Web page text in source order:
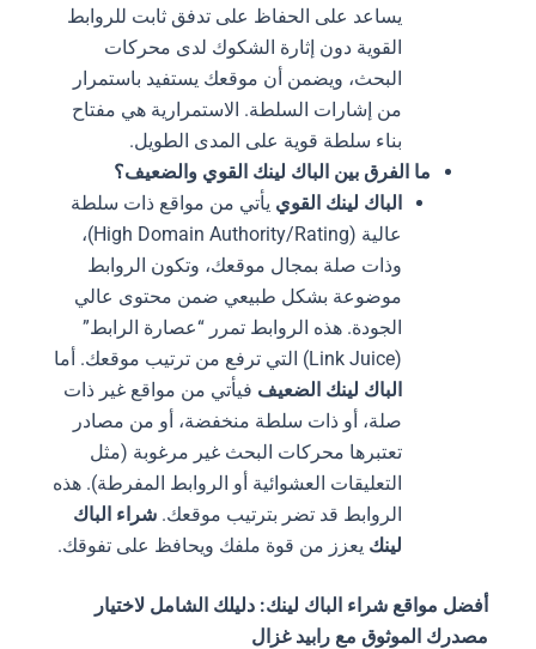
يساعد على الحفاظ على تدفق ثابت للروابط
القوية دون إثارة الشكوك لدى محركات
البحث، ويضمن أن موقعك يستفيد باستمرار
من إشارات السلطة. الاستمرارية هي مفتاح
بناء سلطة قوية على المدى الطويل.
ما الفرق بين الباك لينك القوي والضعيف؟
الباك لينك القوييأتي من مواقع ذات سلطة
عالية (High Domain Authority/Rating)،
وذات صلة بمجال موقعك، وتكون الروابط
موضوعة بشكل طبيعي ضمن محتوى عالي
الجودة. هذه الروابط تمرر “عصارة الرابط”
الباك لينك الضعيففيأتي من مواقع غير ذات
صلة، أو ذات سلطة منخفضة، أو من مصادر
تعتبرها محركات البحث غير مرغوبة (مثل
التعليقات العشوائية أو الروابط المفرطة). هذه
الروابط قد تضر بترتيب موقعك.شراء الباك
لينكيعزز من قوة ملفك ويحافظ على تفوقك.
أفضل مواقع شراء الباك لينك: دليلك الشامل لاختيار
مصدرك الموثوق مع رابيد غزال